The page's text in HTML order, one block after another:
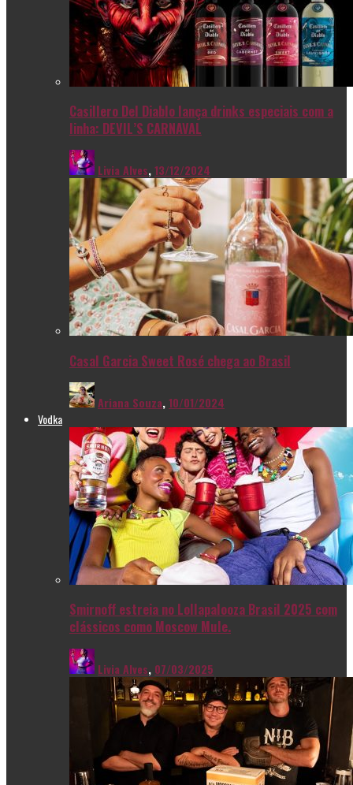
Casillero Del Diablo lança drinks especiais com a
linha: DEVIL’S CARNAVAL
Livia Alves,13/12/2024
Casal Garcia Sweet Rosé chega ao Brasil
Ariana Souza,10/01/2024
Vodka
Smirnoff estreia no Lollapalooza Brasil 2025 com
clássicos como Moscow Mule.
Livia Alves, 07/03/2025